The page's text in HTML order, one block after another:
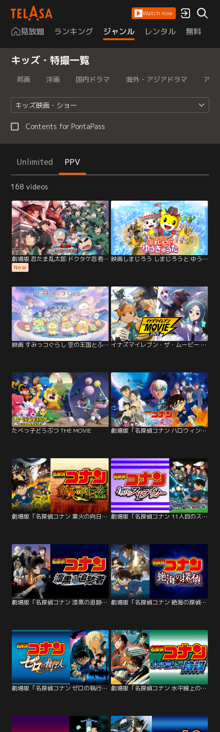
Watch now
見放題 ランキング ジャンル レンタル 無料
キッズ・特撮一覧
邦画 洋画 国内ドラマ 海外・アジアドラマ アニ
キッズ映画・ショー
Contents for PontaPass
Unlimited PPV
168 videos
劇場版 忍たま乱太郎 ドクタケ忍者隊…
New
映画しまじろう しまじろうと ゆうきのうた
映画 すみっコぐらし 空の王国とふたりのコ イナズマイレブン・ザ・ムービー 2025
たべっ子どうぶつ THE MOVIE 劇場版「名探偵コナン ハロウィンの花嫁」
劇場版「名探偵コナン 業火の向日葵」 劇場版「名探偵コナン 11人目のストライカー」
劇場版「名探偵コナン 漆黒の追跡者（チェイサー）」 劇場版「名探偵コナン 絶海の探偵（プライベート・アイ）」
劇場版「名探偵コナン ゼロの執行人」 劇場版「名探偵コナン 水平線上の陰謀（ストラテジー）」